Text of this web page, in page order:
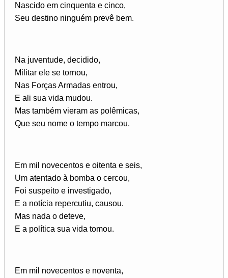
Nascido em cinquenta e cinco,
Seu destino ninguém prevê bem.
Na juventude, decidido,
Militar ele se tornou,
Nas Forças Armadas entrou,
E ali sua vida mudou.
Mas também vieram as polêmicas,
Que seu nome o tempo marcou.
Em mil novecentos e oitenta e seis,
Um atentado à bomba o cercou,
Foi suspeito e investigado,
E a notícia repercutiu, causou.
Mas nada o deteve,
E a política sua vida tomou.
Em mil novecentos e noventa,